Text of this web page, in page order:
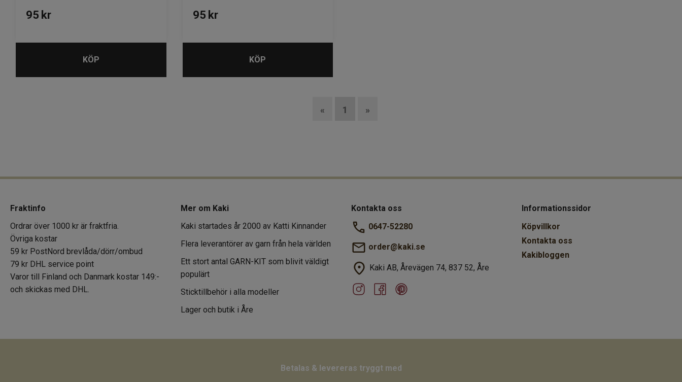
95 kr
KÖP
95 kr
KÖP
« 1 »
Fraktinfo
Ordrar över 1000 kr är fraktfria.
Övriga kostar
59 kr PostNord brevlåda/dörr/ombud
79 kr DHL service point
Varor till Finland och Danmark kostar 149:-
och skickas med DHL.
Mer om Kaki
Kaki startades år 2000 av Katti Kinnander
Flera leverantörer av garn från hela världen
Ett stort antal GARN-KIT som blivit väldigt
populärt
Sticktillbehör i alla modeller
Lager och butik i Åre
Kontakta oss
0647-52280
order@kaki.se
Kaki AB, Årevägen 74, 837 52, Åre
Informationssidor
Köpvillkor
Kontakta oss
Kakibloggen
Betalas & levereras tryggt med